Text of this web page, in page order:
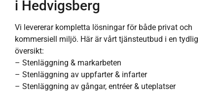
i Hedvigsberg
Vi levererar kompletta lösningar för både privat och
kommersiell miljö. Här är vårt tjänsteutbud i en tydlig
översikt:
– Stenläggning & markarbeten
– Stenläggning av uppfarter & infarter
– Stenläggning av gångar, entréer & uteplatser